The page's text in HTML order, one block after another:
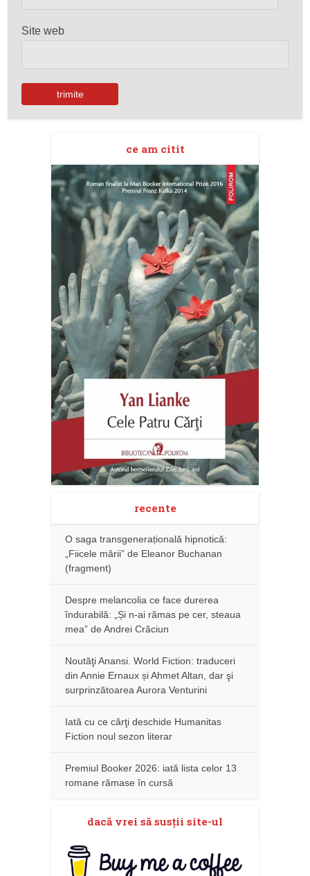
Site web
ce am citit
recente
O saga transgenerațională hipnotică:
„Fiicele mării” de Eleanor Buchanan
(fragment)
Despre melancolia ce face durerea
îndurabilă: „Și n-ai rămas pe cer, steaua
mea” de Andrei Crăciun
Noutăţi Anansi. World Fiction: traduceri
din Annie Ernaux și Ahmet Altan, dar şi
surprinzătoarea Aurora Venturini
Iată cu ce cărţi deschide Humanitas
Fiction noul sezon literar
Premiul Booker 2026: iată lista celor 13
romane rămase în cursă
dacă vrei să susţii site-ul